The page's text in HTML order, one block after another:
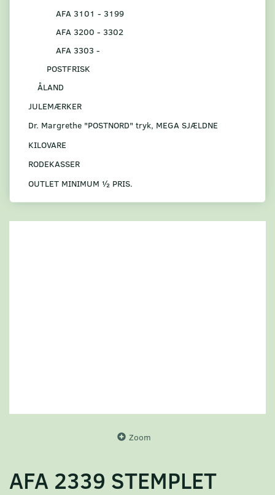
AFA 3101 - 3199
AFA 3200 - 3302
AFA 3303 -
POSTFRISK
ÅLAND
JULEMÆRKER
Dr. Margrethe "POSTNORD" tryk, MEGA SJÆLDNE
KILOVARE
RODEKASSER
OUTLET MINIMUM ½ PRIS.
Zoom
AFA 2339 STEMPLET